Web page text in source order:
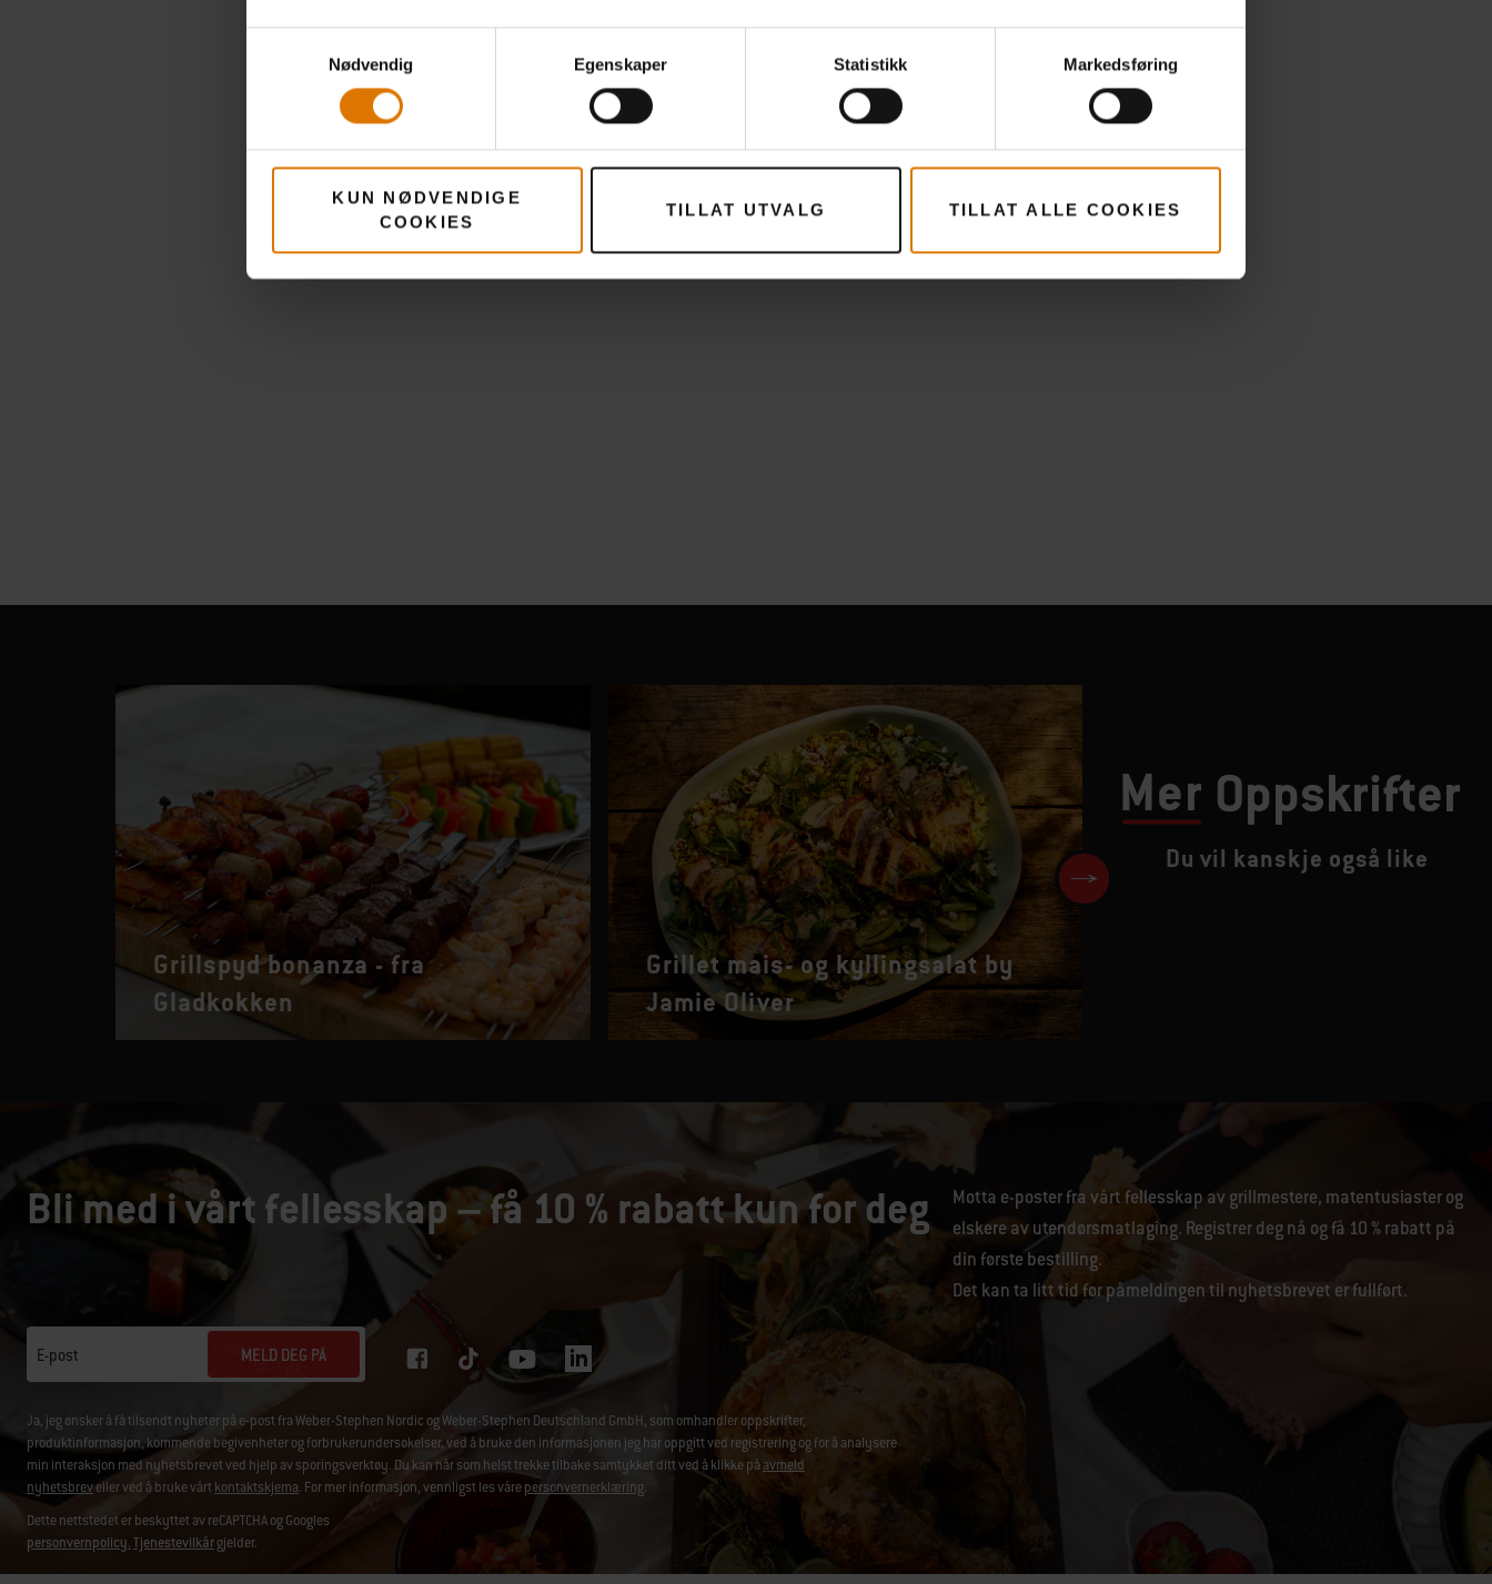
Nødvendig
Egenskaper Statistikk Markedsføring
KUN NØDVENDIGE
COOKIES
TILLAT UTVALG TILLAT ALLE COOKIES
Mer Oppskrifter
Du vil kanskje også like
Grillspyd bonanza - fra
Gladkokken
Grillet mais- og kyllingsalat by
Jamie Oliver
Bli med i vårt fellesskap – få 10 % rabatt kun for deg
Motta e-poster fra vårt fellesskap av grillmestere, matentusiaster og
elskere av utendørsmatlaging. Registrer deg nå og få 10 % rabatt på
din første bestilling.
Det kan ta litt tid før påmeldingen til nyhetsbrevet er fullført.
E-post MELD DEG PÅ
Ja, jeg ønsker å få tilsendt nyheter på e-post fra Weber-Stephen Nordic og Weber-Stephen Deutschland GmbH, som omhandler oppskrifter,
produktinformasjon, kommende begivenheter og forbrukerundersøkelser, ved å bruke den informasjonen jeg har oppgitt ved registrering og for å analysere
min interaksjon med nyhetsbrevet ved hjelp av sporingsverktøy. Du kan når som helst trekke tilbake samtykket ditt ved å klikke påavmeld
nyhetsbreveller ved å bruke vårtkontaktskjema. For mer informasjon, vennligst les vårepersonvernerklæring.
Dette nettstedet er beskyttet av reCAPTCHA og Googles
personvernpolicy.Tjenestevilkårgjelder.